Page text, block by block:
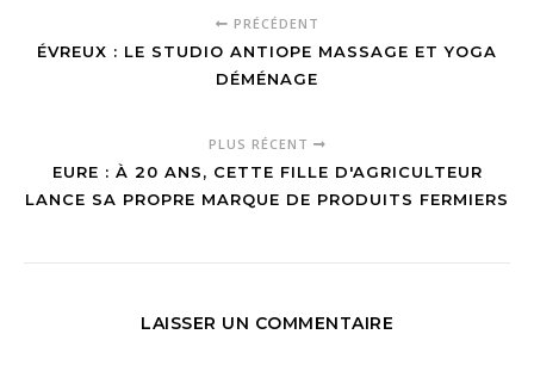
PRÉCÉDENT
ÉVREUX : LE STUDIO ANTIOPE MASSAGE ET YOGA
DÉMÉNAGE
PLUS RÉCENT
EURE : À 20 ANS, CETTE FILLE D'AGRICULTEUR
LANCE SA PROPRE MARQUE DE PRODUITS FERMIERS
LAISSER UN COMMENTAIRE